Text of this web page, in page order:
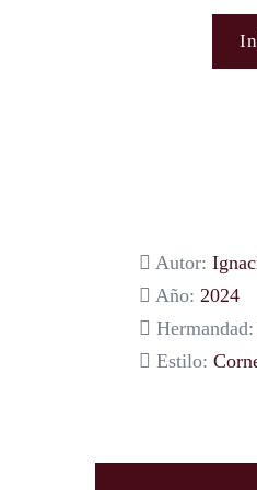
Autor:
Año: 2024
Hermandad:
Estilo: